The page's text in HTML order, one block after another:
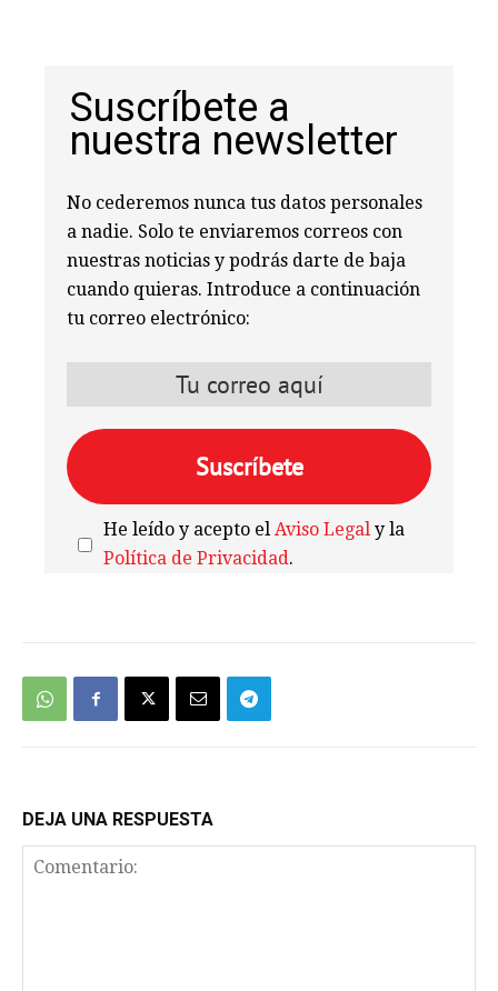
Suscríbete a
nuestra newsletter
No cederemos nunca tus datos personales
a nadie. Solo te enviaremos correos con
nuestras noticias y podrás darte de baja
cuando quieras. Introduce a continuación
tu correo electrónico:
He leído y acepto elAviso Legal y la
Política de Privacidad.
DEJA UNA RESPUESTA